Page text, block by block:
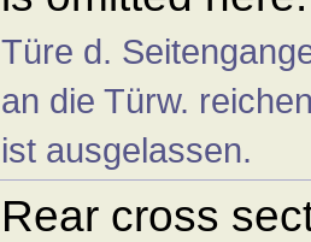
Türe d.
an die Türw.
ist ausgelassen.
Rear cross